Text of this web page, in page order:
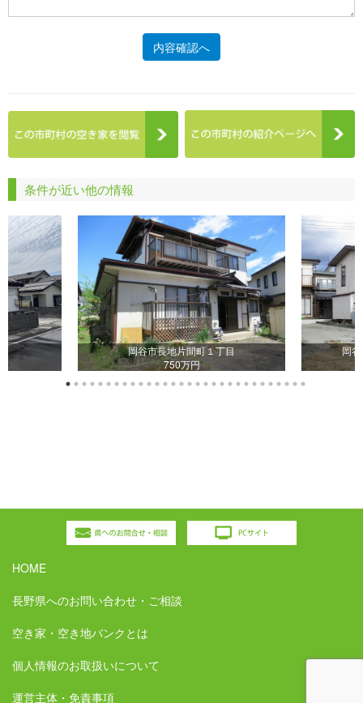
内容確認へ
条件が近い他の情報
岡谷市長地片間町１丁目
750万円
岡
HOME
長野県へのお問い合わせ・ご相談
空き家・空き地バンクとは
個人情報のお取扱いについて
運営主体・免責事項